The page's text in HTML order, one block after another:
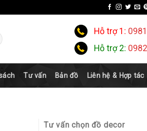
Hỗ trợ 1:
Hỗ trợ 2:
Tư vấn Bản đồ Liên hệ & Hợp tác
Tư vấn chọn đồ decor